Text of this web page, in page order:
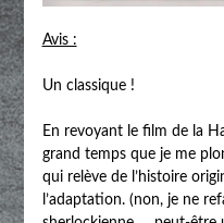
Avis :
Un classique !
En revoyant le film de la
grand temps que je me
qui relève de l’histoire
l’adaptation. (non, je ne